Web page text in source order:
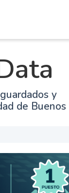
y
de Buenos